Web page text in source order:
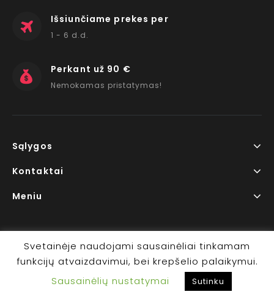
Išsiunčiame prekes per
1 - 6 d.d.
Perkant už 90 €
Nemokamas pristatymas!
Sąlygos
Kontaktai
Meniu
Copyright © 2026 www.RedLips.lt Prekių išsiuntimas 1-6
d.d.
Svetainėje naudojami sausainėliai tinkamam
funkcijų atvaizdavimui, bei krepšelio palaikymui.
Sausainėlių nustatymai
Sutinku